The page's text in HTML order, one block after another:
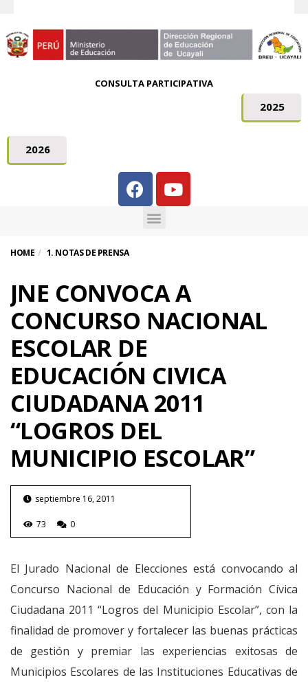
CONSULTA PARTICIPATIVA
2025
2026
HOME 1. NOTAS DE PRENSA
JNE CONVOCA A
CONCURSO NACIONAL
ESCOLAR DE
EDUCACIÓN CIVICA
CIUDADANA 2011
“LOGROS DEL
MUNICIPIO ESCOLAR”
septiembre 16, 2011
73 0
El Jurado Nacional de Elecciones está convocando al
Concurso Nacional de Educación y Formación Cívica
Ciudadana 2011 “Logros del Municipio Escolar”, con la
finalidad de promover y fortalecer las buenas prácticas
de gestión y premiar las experiencias exitosas de
Municipios Escolares de las Instituciones Educativas de